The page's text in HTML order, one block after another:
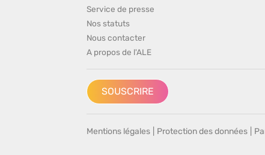
Service de presse
Nos statuts
Nous contacter
A propos de l'ALE
SOUSCRIRE
Mentions légales Protection des données